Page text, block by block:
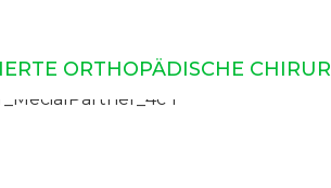
ORTHOPÄDISCHE